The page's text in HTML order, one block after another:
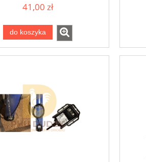
41,00 zł
do koszyka